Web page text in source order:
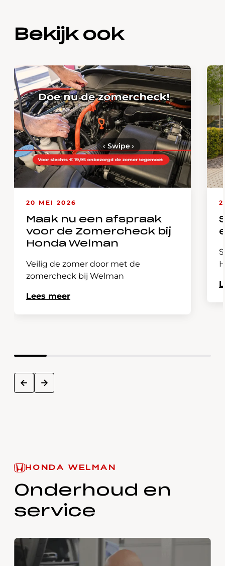
Bekijk ook
20 MEI 2026
Maak nu een afspraak
voor de Zomercheck bij
Honda Welman
Veilig de zomer door met de
zomercheck bij Welman
Lees meer
prev next
‹ Swipe›
HONDA WELMAN
Onderhoud en
service